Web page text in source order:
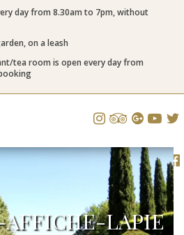
day from 8.30am to 7pm, without
on a leash
tea room is open every day from
AFFICHE-LAPIE